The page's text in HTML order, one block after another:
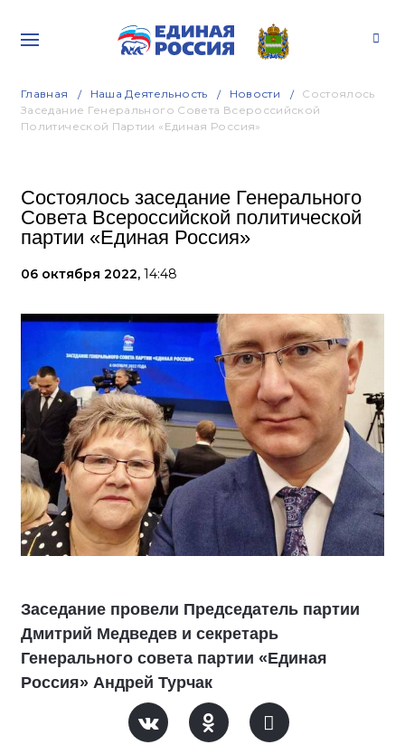
Главная Наша Деятельность Новости
Состоялось
Заседание Генерального Совета Всероссийской
Политической Партии «Единая Россия»
Состоялось заседание Генерального
Совета Всероссийской политической
партии «Единая Россия»
06 октября 2022, 14:48
Заседание провели Председатель партии
Дмитрий Медведев и секретарь
Генерального совета партии «Единая
Россия» Андрей Турчак